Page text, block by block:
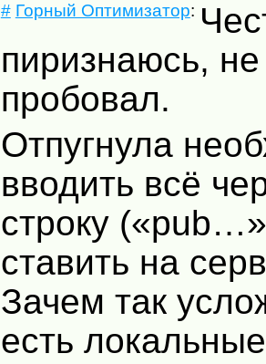
# Горный Оптимизатор:
пиризнаюсь,
пробовал.
Отпугнула
вводить всё
строку
ставить на
Зачем так
есть